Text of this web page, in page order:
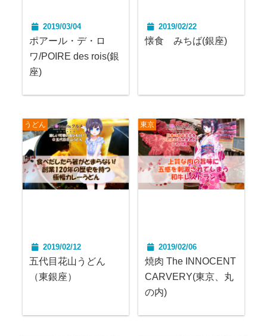
2019/03/04
ポアール・デ・ロ
ワ/POIRE des rois(銀
座)
2019/02/22
懐食 みちば(銀座)
うどん
2019/02/12
五代目花山うどん
（東銀座）
東京
2019/02/06
焼肉 The INNOCENT
CARVERY(東京、丸
の内)